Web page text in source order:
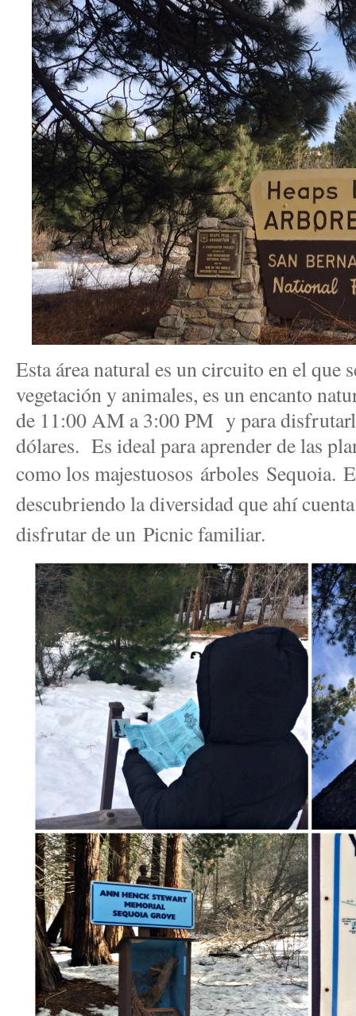
Esta área natural es un circuito en el que
vegetación y animales, es un encanto
de 11:00 AM a 3:00 PM y para
dólares. Es ideal para aprender de las
como los majestuosos árboles Sequoia.
descubriendo la diversidad que ahí
disfrutar de un Picnic familiar.